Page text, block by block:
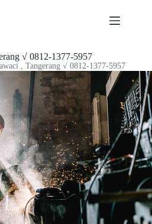
√ 0812-1377-5957
, Tangerang √ 0812-1377-5957